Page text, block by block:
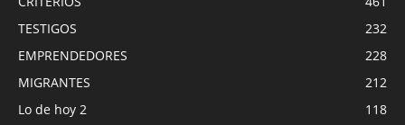
TESTIGOS
232
EMPRENDEDORES
228
MIGRANTES
212
Lo de hoy 2
118